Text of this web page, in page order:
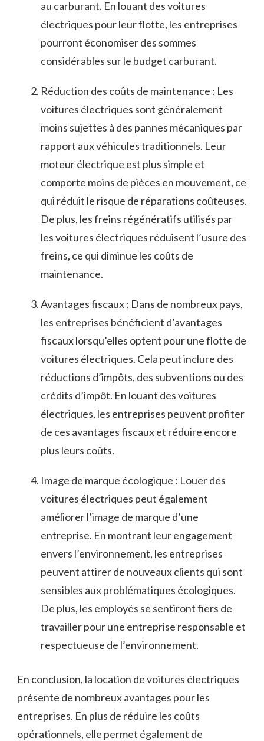
au carburant. ​En louant ⁢des voitures
électriques pour leur flotte, les entreprises
pourront économiser des sommes
⁣considérables ‍sur le budget⁢ carburant.
Réduction des⁢ coûts de maintenance : Les
voitures électriques sont ​généralement
moins sujettes à des pannes mécaniques par
rapport aux véhicules traditionnels. Leur
moteur électrique est‍ plus simple‍ et
comporte⁣ moins de pièces ‍en mouvement,⁣ ce
qui ‌réduit le risque de réparations coûteuses.⁢
De plus,‍ les freins régénératifs utilisés par
les ⁣voitures électriques réduisent l’usure des
freins, ce qui ⁢diminue les coûts de
‍maintenance.
Avantages fiscaux : Dans‌ de nombreux pays,
les entreprises bénéficient d’avantages
fiscaux lorsqu’elles optent pour une flotte de
voitures électriques. Cela peut inclure des
réductions d’impôts,‍ des​ subventions‍ ou des
crédits d’impôt. En ​louant des⁣ voitures
électriques, les entreprises ⁣peuvent‌ profiter
de​ ces avantages ⁢fiscaux et​ réduire encore⁣
plus leurs coûts.
Image de marque écologique : ⁢Louer ‌des
voitures‍ électriques peut également
améliorer⁤ l’image de marque d’une
⁣entreprise. En montrant⁤ leur‍ engagement
envers l’environnement, les entreprises
peuvent attirer ​de nouveaux clients qui sont
sensibles aux problématiques ⁣écologiques.​
De plus, les ​employés⁤ se ⁤sentiront​ fiers de
travailler pour une entreprise responsable et
⁣respectueuse de l’environnement.
En conclusion, la⁣ location ‌de voitures électriques​
présente ⁢de nombreux ⁢avantages pour‌ les
entreprises. En plus de‌ réduire les coûts
opérationnels, elle permet également ⁣de